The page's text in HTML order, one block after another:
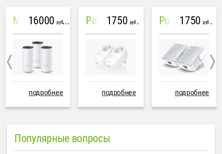
Mesh система TP-Link Deco M4 (3 устройства)
16000 руб
подробнее
PowerLine Tenda PH6
1750 руб
подробнее
PowerLine TP-Link AV600
1750 руб
подробнее
Популярные вопросы